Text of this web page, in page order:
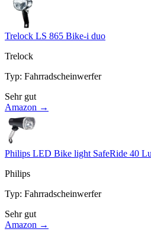
Trelock LS 865 Bike-i duo
Trelock
Typ: Fahrradscheinwerfer
Sehr gut
Amazon →
Philips LED Bike light SafeRide 40
Philips
Typ: Fahrradscheinwerfer
Sehr gut
Amazon →